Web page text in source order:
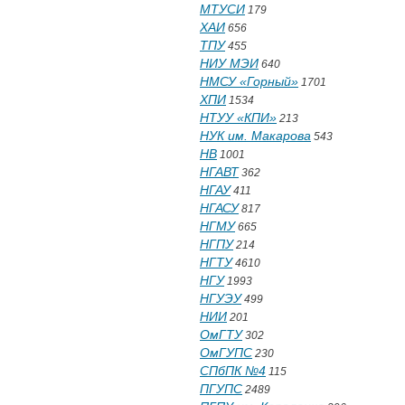
МТУСИ 179
ХАИ 656
ТПУ455
НИУ МЭИ 640
НМСУ «Горный» 1701
ХПИ 1534
НТУУ «КПИ» 213
НУК им. Макарова 543
НВ 1001
НГАВТ 362
НГАУ411
НГАСУ817
НГМУ665
НГПУ214
НГТУ4610
НГУ1993
НГУЭУ499
НИИ 201
ОмГТУ302
ОмГУПС 230
СПбПК №4 115
ПГУПС 2489